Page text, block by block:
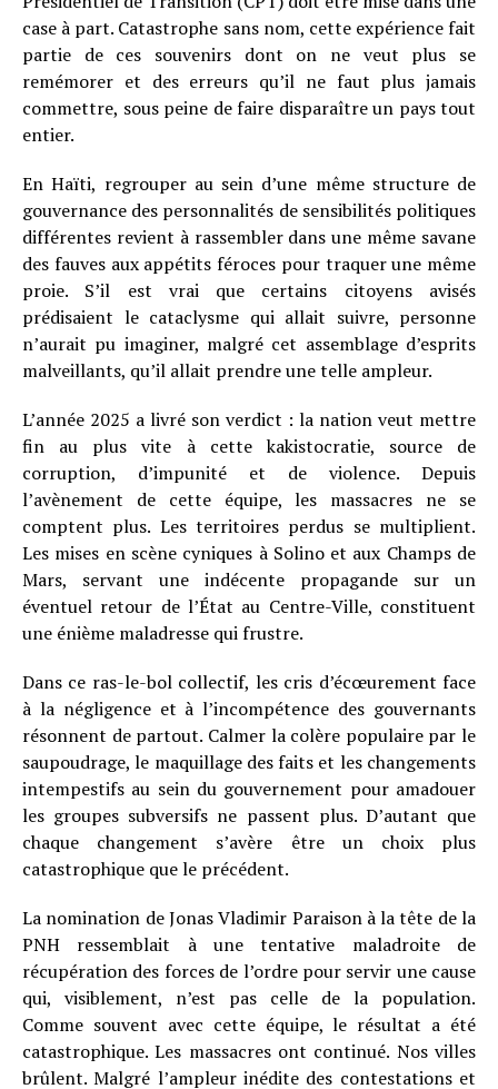
case à part. Catastrophe sans nom, cette expérience fait
partie de ces souvenirs dont on ne veut plus se
remémorer et des erreurs qu’il ne faut plus jamais
commettre, sous peine de faire disparaître un pays tout
entier.
En Haïti, regrouper au sein d’une même structure de
gouvernance des personnalités de sensibilités politiques
différentes revient à rassembler dans une même savane
des fauves aux appétits féroces pour traquer une même
proie. S’il est vrai que certains citoyens avisés
prédisaient le cataclysme qui allait suivre, personne
n’aurait pu imaginer, malgré cet assemblage d’esprits
malveillants, qu’il allait prendre une telle ampleur.
L’année 2025 a livré son verdict : la nation veut mettre
fin au plus vite à cette kakistocratie, source de
corruption, d’impunité et de violence. Depuis
l’avènement de cette équipe, les massacres ne se
comptent plus. Les territoires perdus se multiplient.
Les mises en scène cyniques à Solino et aux Champs de
Mars, servant une indécente propagande sur un
éventuel retour de l’État au Centre-Ville, constituent
une énième maladresse qui frustre.
Dans ce ras-le-bol collectif, les cris d’écœurement face
à la négligence et à l’incompétence des gouvernants
résonnent de partout. Calmer la colère populaire par le
saupoudrage, le maquillage des faits et les changements
intempestifs au sein du gouvernement pour amadouer
les groupes subversifs ne passent plus. D’autant que
chaque changement s’avère être un choix plus
catastrophique que le précédent.
La nomination de Jonas Vladimir Paraison à la tête de la
PNH ressemblait à une tentative maladroite de
récupération des forces de l’ordre pour servir une cause
qui, visiblement, n’est pas celle de la population.
Comme souvent avec cette équipe, le résultat a été
catastrophique. Les massacres ont continué. Nos villes
brûlent. Malgré l’ampleur inédite des contestations et